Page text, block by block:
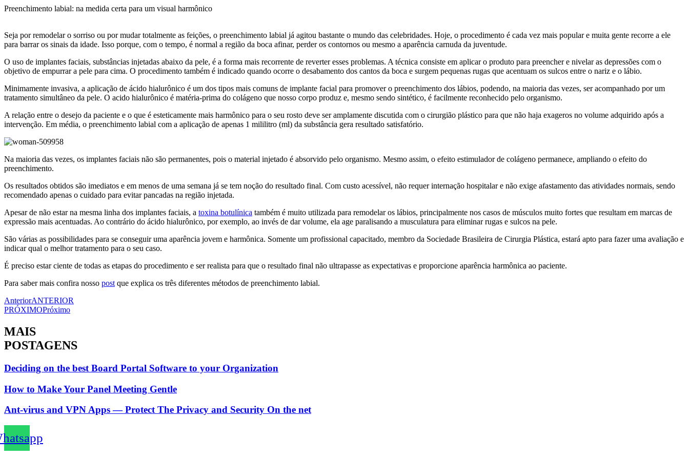
Ir
conteúdo
Preenchimento labial: na medida certa para um visual harmônico
Seja por remodelar o sorriso ou por mudar totalmente as feições, o preenchimento labial já agitou bastante o mundo das celebridades. Hoje, o procedimento é cada vez mais popular e muita gente recorre a ele
para barrar os sinais da idade. Isso porque, com o tempo, é normal a região da boca afinar, perder os contornos ou mesmo a aparência carnuda da juventude.
O uso de implantes faciais, substâncias injetadas abaixo da pele, é a forma mais recorrente de reverter esses problemas. A técnica consiste em aplicar o produto para preencher e nivelar as depressões com o
objetivo de empurrar a pele para cima. O procedimento também é indicado quando ocorre o desabamento dos cantos da boca e surgem pequenas rugas que acentuam os sulcos entre o nariz e o lábio.
Minimamente invasiva, a aplicação de ácido hialurônico é um dos tipos mais comuns de implante facial para promover o preenchimento dos lábios, podendo, na maioria das vezes, ser acompanhado por um
tratamento simultâneo da pele. O acido hialurônico é matéria-prima do colágeno que nosso corpo produz e, mesmo sendo sintético, é facilmente reconhecido pelo organismo.
A relação entre o desejo da paciente e o que é esteticamente mais harmônico para o seu rosto deve ser amplamente discutida com o cirurgião plástico para que não haja exageros no volume adquirido após a
intervenção. Em média, o preenchimento labial com a aplicação de apenas 1 mililitro (ml) da substância gera resultado satisfatório.
Na maioria das vezes, os implantes faciais não são permanentes, pois o material injetado é absorvido pelo organismo. Mesmo assim, o efeito estimulador de colágeno permanece, ampliando o efeito do
preenchimento.
Os resultados obtidos são imediatos e em menos de uma semana já se tem noção do resultado final. Com custo acessível, não requer internação hospitalar e não exige afastamento das atividades normais, sendo
recomendado apenas o cuidado para evitar pancadas na região injetada.
Apesar de não estar na mesma linha dos implantes faciais, a toxina botulínica também é muito utilizada para remodelar os lábios, principalmente nos casos de músculos muito fortes que resultam em marcas de
expressão mais acentuadas. Ao contrário do ácido hialurônico, por exemplo, ao invés de dar volume, ela age paralisando a musculatura para eliminar rugas e sulcos na pele.
São várias as possibilidades para se conseguir uma aparência jovem e harmônica. Somente um profissional capacitado, membro da Sociedade Brasileira de Cirurgia Plástica, estará apto para fazer uma avaliação e
indicar qual o melhor tratamento para o seu caso.
É preciso estar ciente de todas as etapas do procedimento e ser realista para que o resultado final não ultrapasse as expectativas e proporcione aparência harmônica ao paciente.
Para saber mais confira nosso post que explica os três diferentes métodos de preenchimento labial.
AnteriorANTERIOR
PRÓXIMOPróximo
MAIS
POSTAGENS
Deciding on the best Board Portal Software to your Organization
How to Make Your Panel Meeting Gentle
Ant-virus and VPN Apps — Protect The Privacy and Security On the net